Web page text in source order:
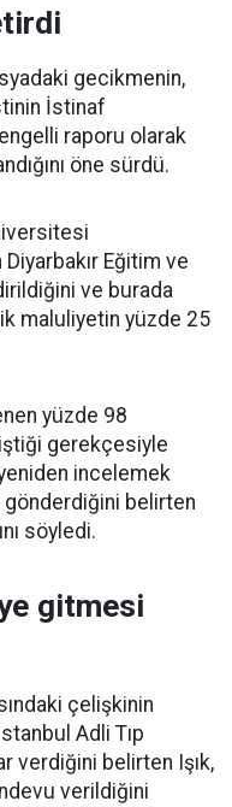
gecikmenin,
İstinaf
raporu olarak
öne sürdü.
Diyarbakır Eğitim ve
ve burada
maluliyetin yüzde 25
yüzde 98
gerekçesiyle
incelemek
belirten
söyledi.
gitmesi
çelişkinin
Adli Tıp
verdiğini belirten Işık,
verildiğini